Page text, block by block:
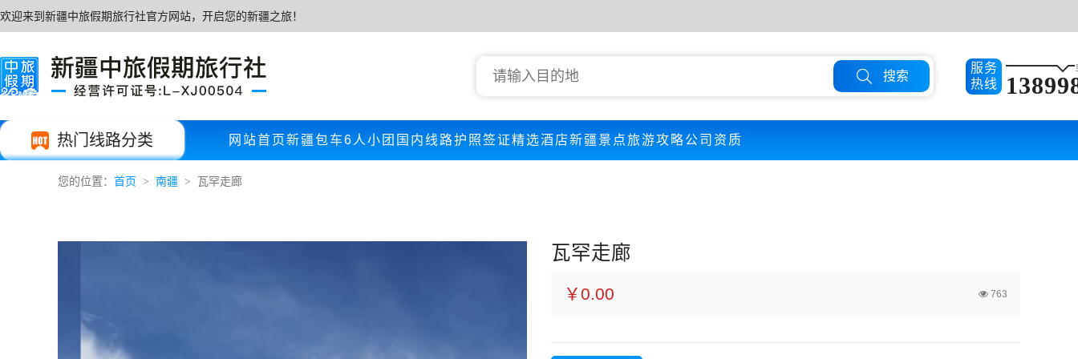
欢迎来到新疆中旅假期旅行社官方网站，开启您的新疆之旅！
 搜索
服务
热线
热门线路分类 网站首页新疆包车6人小团 国内线路护照签证精选酒店新疆景点旅游攻略公司资质
您的位置： 首页 南疆 瓦罕走廊
瓦罕走廊
￥0.00 763